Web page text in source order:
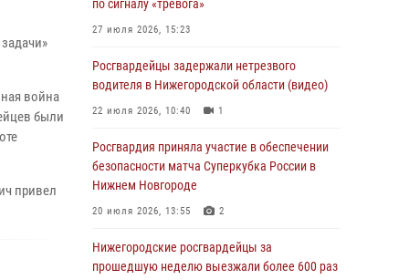
война
были
привел
по сигналу «тревога»
27 июля 2026, 15:23
Росгвардейцы задержали нетрезвого
водителя в Нижегородской области (видео)
22 июля 2026, 10:40 1
Росгвардия приняла участие в обеспечении
безопасности матча Суперкубка России в
Нижнем Новгороде
20 июля 2026, 13:55 2
Нижегородские росгвардейцы за
прошедшую неделю выезжали более 600 раз